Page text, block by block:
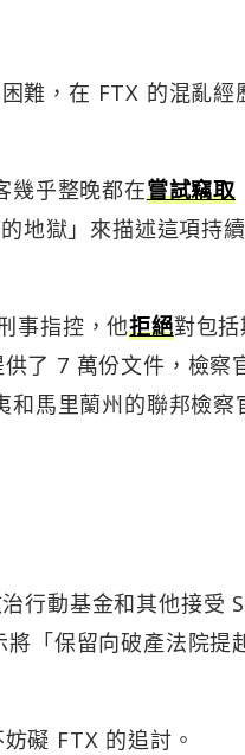
難，在 FTX 的混亂經
幾乎整晚都在嘗試竊取
地獄」來描述這項持
事指控，他拒絕對包
了 7 萬份文件，檢察
和馬里蘭州的聯邦檢察
行動基金和其他接受
「保留向破產法院提
礙 FTX 的追討。